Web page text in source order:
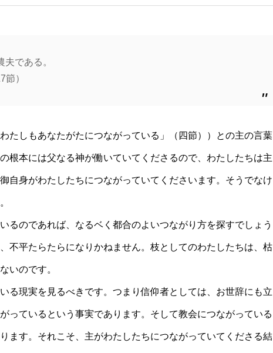
である。
）
たしもあなたがたにつながっている」（四節））との主の言葉
根本には父なる神が働いていてくださるので、わたしたちは主
自身がわたしたちにつながっていてくださいます。そうでなけ
るのであれば、なるベく都合のよいつながり方を探すでしょう
不平たらたらになりかねません。枝としてのわたしたちは、枯
いのです。
る現実を見るべきです。つまり信仰者としては、お世辞にも立
っているという事実であります。そして教会につながっている
ます。それこそ、主がわたしたちにつながっていてくださる結